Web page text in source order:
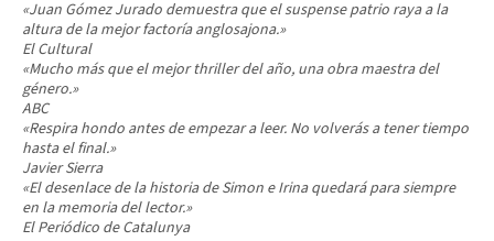
«Juan Gómez Jurado demuestra que el suspense patrio raya a la
altura de la mejor factoría anglosajona.»
El Cultural
«Mucho más que el mejorthrillerdel año, una obra maestra del
género.»
ABC
«Respira hondo antes de empezar a leer. No volverás a tener tiempo
hasta el final.»
Javier Sierra
«El desenlace de la historia de Simon e Irina quedará para siempre
en la memoria del lector.»
El Periódico de Catalunya